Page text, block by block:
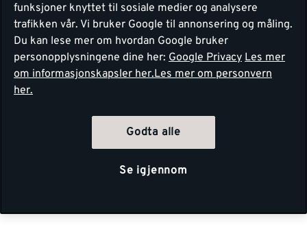
funksjoner knyttet til sosiale medier og analysere
trafikken vår. Vi bruker Google til annonsering og måling.
Du kan lese mer om hvordan Google bruker
personopplysningene dine her: Google Privacy Les mer
om informasjonskapsler her.Les mer om personvern
her.
Godta alle
Se igjennom